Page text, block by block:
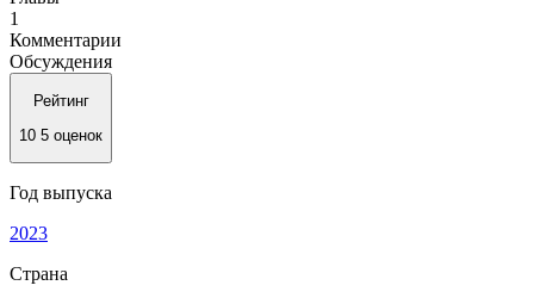
1
Комментарии
Обсуждения
Рейтинг
10 5 оценок
Год выпуска
2023
Страна